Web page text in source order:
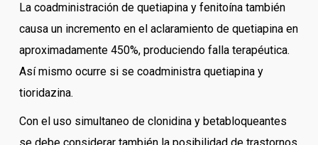
La coadministración de quetiapina y fenitoína también
causa un incremento en el aclaramiento de quetiapina en
aproximadamente 450%, produciendo falla terapéutica.
Así mismo ocurre si se coadministra quetiapina y
tioridazina.
Con el uso simultaneo de clonidina y betabloqueantes